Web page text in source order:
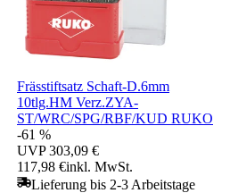
Frässtiftsatz Schaft-D.6mm
10tlg.HM Verz.ZYA-
ST/WRC/SPG/RBF/KUD RUKO
-61 %
UVP 303,09 €
117,98 €inkl. MwSt.
Lieferung bis 2-3 Arbeitstage